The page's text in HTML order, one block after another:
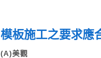
模板施工之要求應
(A)美觀